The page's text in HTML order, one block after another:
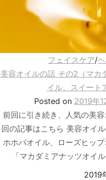
フェイスケア/
美容オイルの話 その2（マカ
イル、スイート
Posted on 2019年
前回に引き続き、人気の美
回の記事はこちら 美容オイ
ホホバオイル、ローズヒッ
「マカダミアナッツオイ
2019